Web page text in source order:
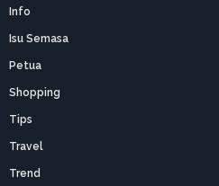
Info
Isu Semasa
Petua
Shopping
Tips
Travel
Trend